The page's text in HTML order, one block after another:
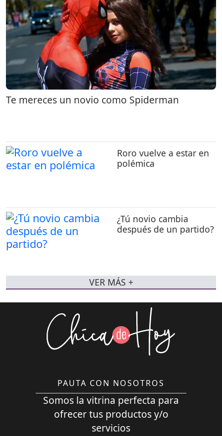
Te mereces un novio como Spiderman
Roro vuelve a estar en
polémica
¿Tú novio cambia
después de un partido?
VER MÁS +
PAUTA CON NOSOTROS
Somos la vitrina perfecta para
ofrecer tus productos y/o
servicios